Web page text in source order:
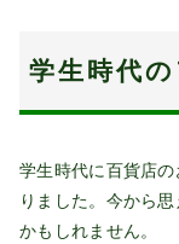
学生時代
学生時代に百貨店
りました。今から
かもしれません。